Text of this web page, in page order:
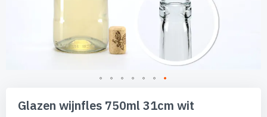
naarGlazen wijnfles 750ml 31cm wit